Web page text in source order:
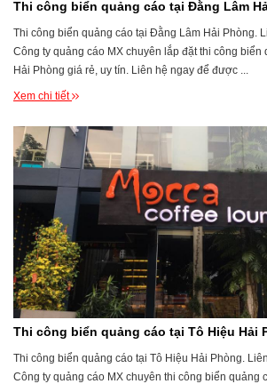
Thi công biển quảng cáo tại Đằng Lâm
Thi công biển quảng cáo tại Đằng Lâm Hải Phòng.
Công ty quảng cáo MX chuyên lắp đặt thi công
Hải Phòng giá rẻ, uy tín. Liên hệ ngay để được ...
Xem chi tiết
Thi công biển quảng cáo tại Tô Hiệu Hải
Thi công biển quảng cáo tại Tô Hiệu Hải Phòng.
Công ty quảng cáo MX chuyên thi công biển quảng